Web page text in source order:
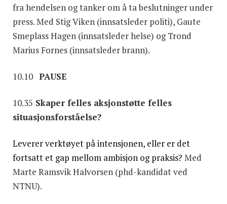
fra hendelsen og tanker om å ta beslutninger under
press. Med Stig Viken (innsatsleder politi), Gaute
Smeplass Hagen (innsatsleder helse) og Trond
Marius Fornes (innsatsleder brann).
10.10 PAUSE
10.35 Skaper felles aksjonstøtte felles
situasjonsforståelse?
Leverer verktøyet på intensjonen, eller er det
fortsatt et gap mellom ambisjon og praksis? Med
Marte Ramsvik Halvorsen (phd-kandidat ved
NTNU).